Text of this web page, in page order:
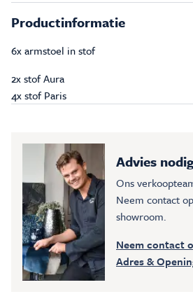
Productinformatie
6x armstoel in stof
2x stof Aura
4x stof Paris
Advies
Ons
Neem contact
showroom.
Neem contact
Adres &